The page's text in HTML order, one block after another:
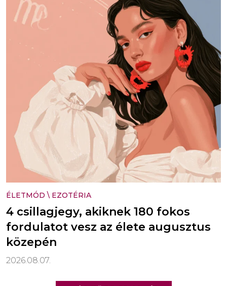
ÉLETMÓD \ EZOTÉRIA
4 csillagjegy, akiknek 180 fokos
fordulatot vesz az élete augusztus
közepén
2026.08.07.